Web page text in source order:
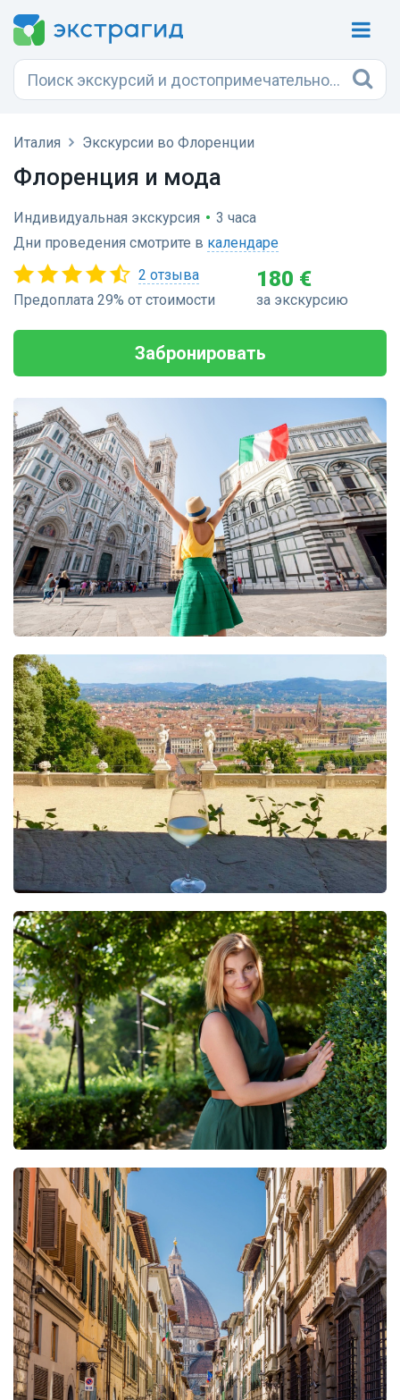
Италия Экскурсии во Флоренции
Флоренция и мода
Индивидуальная экскурсия • 3 часа
Дни проведения смотрите в календаре
2 отзыва
Предоплата 29% от стоимости
180 €
за экскурсию
Забронировать